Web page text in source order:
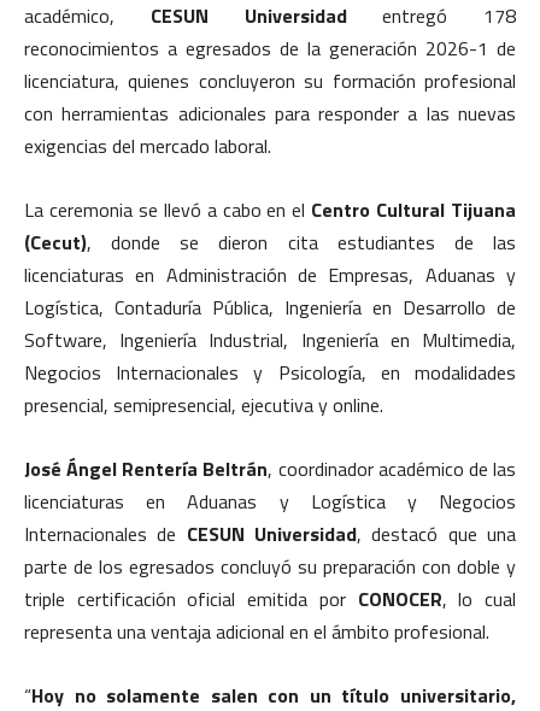
académico, CESUN Universidadentregó 178
reconocimientos a egresados de la generación 2026-1 de
licenciatura, quienes concluyeron su formación profesional
con herramientas adicionales para responder a las nuevas
exigencias del mercado laboral.
La ceremonia se llevó a cabo en el Centro Cultural Tijuana
(Cecut), donde se dieron cita estudiantes de las
licenciaturas en Administración de Empresas, Aduanas y
Logística, Contaduría Pública, Ingeniería en Desarrollo de
Software, Ingeniería Industrial, Ingeniería en Multimedia,
Negocios Internacionales y Psicología, en modalidades
presencial, semipresencial, ejecutiva y online.
José Ángel Rentería Beltrán, coordinador académico de las
licenciaturas en Aduanas y Logística y Negocios
Internacionales de CESUN Universidad, destacó que una
parte de los egresados concluyó su preparación con doble y
triple certificación oficial emitida por CONOCER, lo cual
representa una ventaja adicional en el ámbito profesional.
“Hoy no solamente salen con un título universitario,